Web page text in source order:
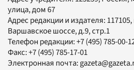
улица, дом 67
Адрес редакции и издателя: 117105,
Варшавское шоссе, д.9, стр.1
Телефон редакции:+7 (495) 785-00-
Факс:+7 (495) 785-17-01
Электронная почта: